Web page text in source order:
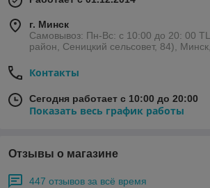
г. Минск
Самовывоз: Пн-Вс: с 10:00 до 20: 00
район, Сеницкий сельсовет, 84),
Контакты
Сегодня работает с 10:00 до 20:00
Показать весь график работы
Отзывы о магазине
447 отзывов за всё время